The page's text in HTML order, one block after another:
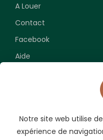
A Louer
Contact
Facebook
Aide
Souscrivez pour
Notre site web utilise
expérience de